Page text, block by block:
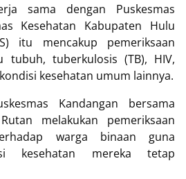
sama dengan Puskesmas
Kesehatan Kabupaten Hulu
itu mencakup pemeriksaan
tubuh, tuberkulosis (TB), HIV,
kesehatan umum lainnya.
Kandangan bersama
melakukan pemeriksaan
warga binaan guna
kesehatan mereka tetap